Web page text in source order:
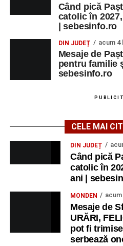
Când pică
catolic în
| sebesinfo.ro
DIN JUDEȚ acum 4
Mesaje de
pentru familie
sebesinfo.ro
CELE MAI
DIN JUDEȚ
Când pică
catolic în
ani |
MONDEN acum
Mesaje de
URĂRI,
pot fi
serbează